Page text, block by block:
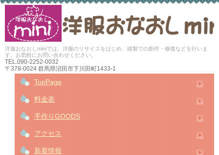
洋服おなおしminiでは、洋服のリサイズをはじめ、縫製での創作・修復などを行いま
す。お気軽にお問い合わせください。
TEL.090-2252-0032
〒378-0024 群馬県沼田市下川田町1433-1
TopPage
料金表
手作りGOODS
アクセス
新着情報